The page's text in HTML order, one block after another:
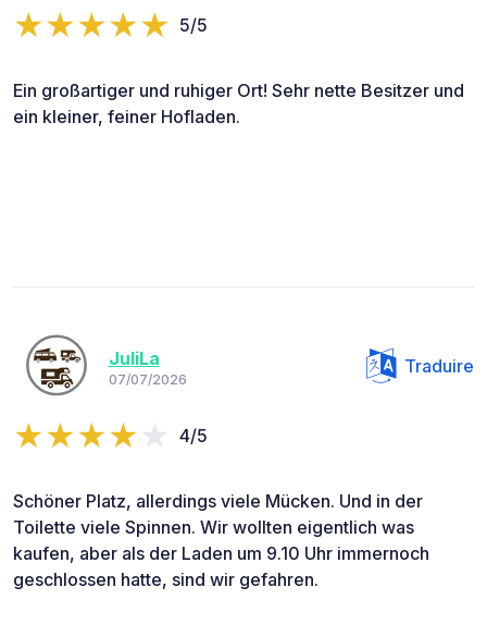
5/5
Ein großartiger und ruhiger Ort! Sehr nette Besitzer und
ein kleiner, feiner Hofladen.
JuliLa
07/07/2026
Traduire
4/5
Schöner Platz, allerdings viele Mücken. Und in der
Toilette viele Spinnen. Wir wollten eigentlich was
kaufen, aber als der Laden um 9.10 Uhr immernoch
geschlossen hatte, sind wir gefahren.